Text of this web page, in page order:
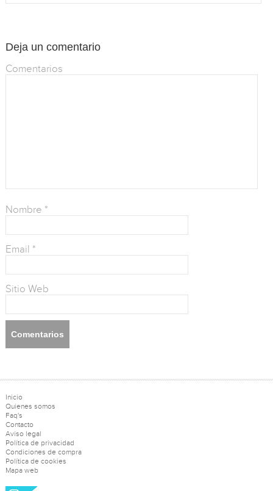
Deja un comentario
Comentarios
Nombre *
Email *
Sitio Web
Inicio
Quienes somos
Faq's
Contacto
Aviso legal
Política de privacidad
Condiciones de compra
Política de cookies
Mapa web